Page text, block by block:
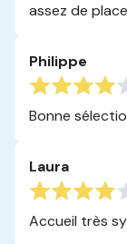
assez de
Philippe
Bonne
Laura
Accueil très